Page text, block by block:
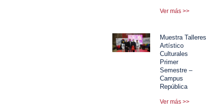
Ver más >>
Muestra Talleres
Artístico
Culturales
Primer
Semestre –
Campus
República
Ver más >>